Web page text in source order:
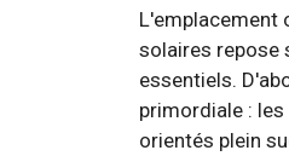
L'emplacement
solaires repose
essentiels.
primordiale :
orientés plein